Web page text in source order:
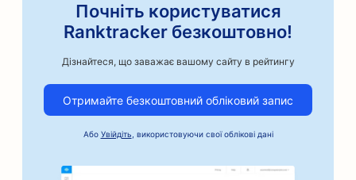
SEO для кузовних майстерень
SEO для автомобільного бізнесу
SEO для послуг застави під заставу
SEO для пекарень
Почніть користуватися
Ranktracker безкоштовно!
Дізнайтеся, що заважає вашому сайту в рейтингу
Отримайте безкоштовний обліковий запис
Або Увійдіть , використовуючи свої облікові дані